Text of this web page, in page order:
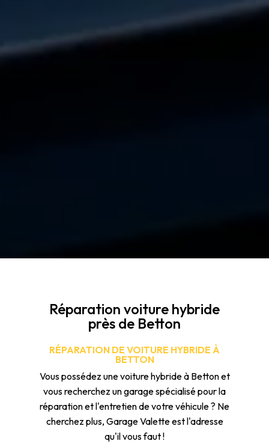
Réparation voiture hybride
près de Betton
RÉPARATION DE VOITURE HYBRIDE À
BETTON
Vous possédez une voiture hybride à Betton et
vous recherchez un garage spécialisé pour la
réparation et l'entretien de votre véhicule ? Ne
cherchez plus, Garage Valette est l'adresse
qu'il vous faut !